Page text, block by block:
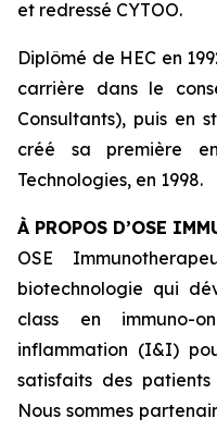
et redressé CYTOO.
Diplômé de HEC en
carrière dans le
Consultants), puis en
créé sa première
Technologies, en 1998.
À PROPOS D’OSE
OSE
biotechnologie qui
class en immuno-
inflammation (I&I)
satisfaits des
Nous sommes